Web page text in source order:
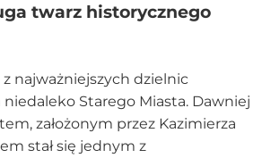
twarz historycznego
najważniejszych dzielnic
niedaleko Starego Miasta. Dawniej
założonym przez Kazimierza
stał się jednym z